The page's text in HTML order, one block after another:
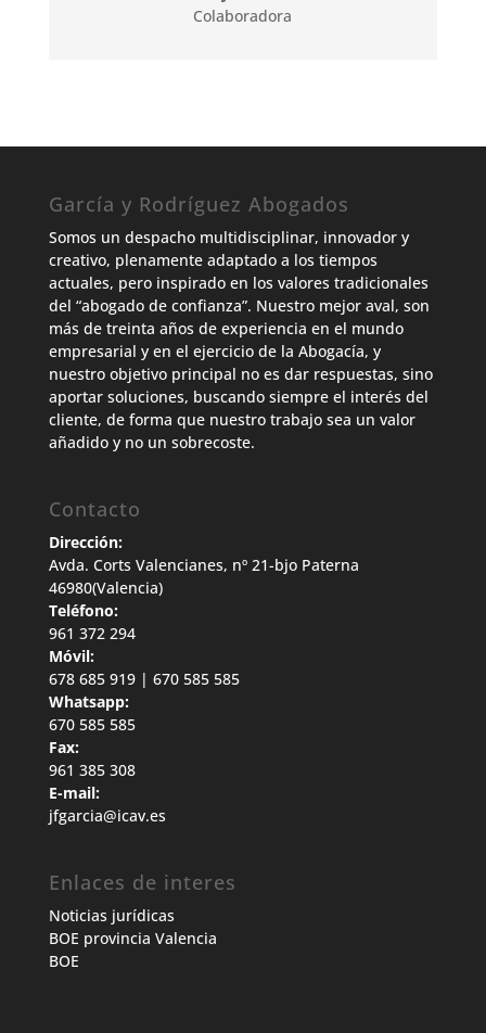
Colaboradora
García y Rodríguez Abogados
Somos un despacho multidisciplinar, innovador y
creativo, plenamente adaptado a los tiempos
actuales, pero inspirado en los valores tradicionales
del “abogado de confianza”. Nuestro mejor aval, son
más de treinta años de experiencia en el mundo
empresarial y en el ejercicio de la Abogacía, y
nuestro objetivo principal no es dar respuestas, sino
aportar soluciones, buscando siempre el interés del
cliente, de forma que nuestro trabajo sea un valor
añadido y no un sobrecoste.
Contacto
Dirección:
Avda. Corts Valencianes, nº 21-bjo Paterna
46980(Valencia)
Teléfono:
961 372 294
Móvil:
678 685 919 | 670 585 585
Whatsapp:
670 585 585
Fax:
961 385 308
E-mail:
jfgarcia@icav.es
Enlaces de interes
Noticias jurídicas
BOE provincia Valencia
BOE